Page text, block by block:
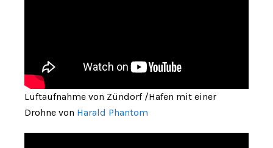
Luftaufnahme von Zündorf /Hafen mit einer
Drohne von Harald Phantom